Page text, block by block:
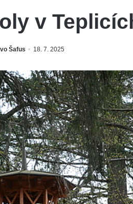
v
Šafus 18. 7. 2025